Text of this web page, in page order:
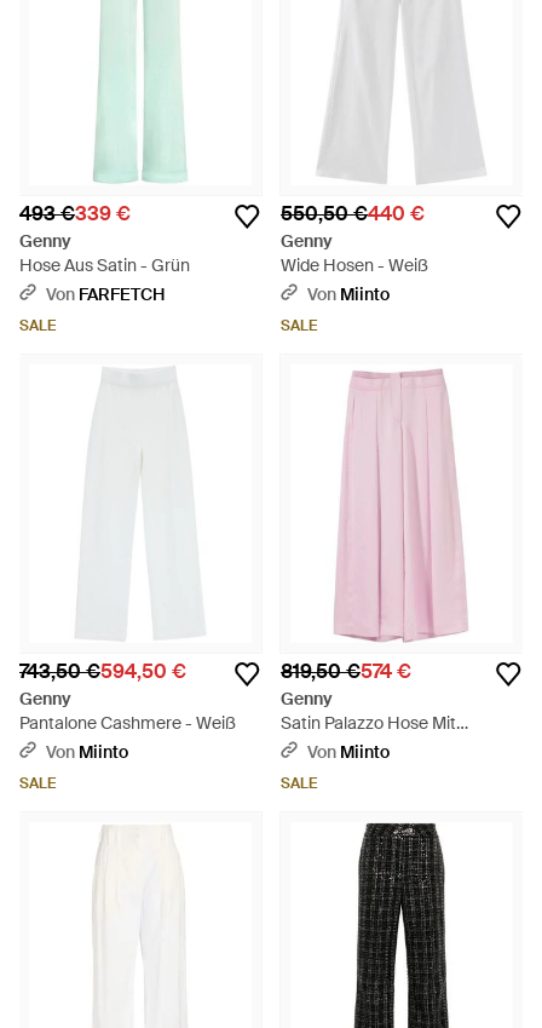
493 €339 €
Genny
Hose Aus Satin - Grün
Von FARFETCH
SALE
550,50 €440 €
Genny
Wide Hosen - Weiß
Von Miinto
SALE
743,50 €594,50 €
Genny
Pantalone Cashmere - Weiß
Von Miinto
SALE
819,50 €574 €
Genny
Satin Palazzo Hose Mit
Doppeltem Gürtel - Pink
Von Miinto
SALE